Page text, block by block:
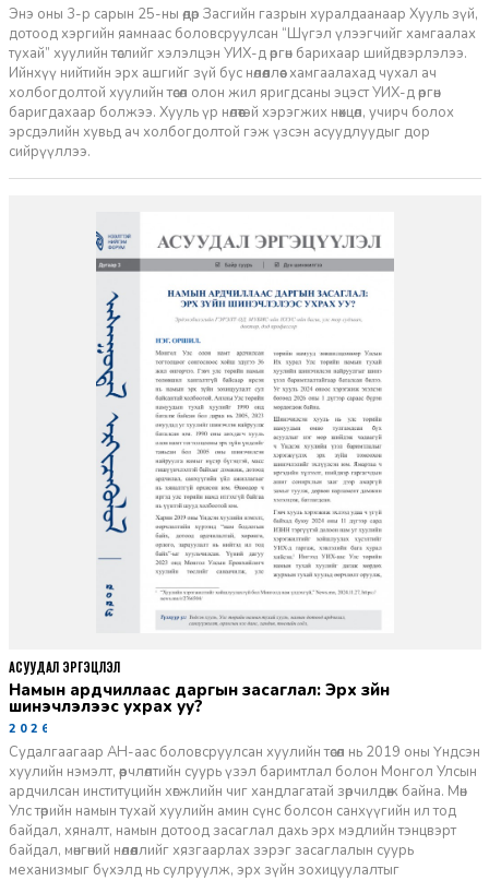
Энэ оны 3-р сарын 25-ны өдөр Засгийн газрын хуралдаанаар Хууль зүй,
дотоод хэргийн яамнаас боловсруулсан “Шүгэл үлээгчийг хамгаалах
тухай” хуулийн төслийг хэлэлцэн УИХ-д өргөн барихаар шийдвэрлэлээ.
Ийнхүү нийтийн эрх ашгийг зүй бус нөлөөллөөс хамгаалахад чухал ач
холбогдолтой хуулийн төсөл олон жил яригдсаны эцэст УИХ-д өргөн
баригдахаар болжээ. Хууль үр нөлөөтэй хэрэгжих нөхцөл, учирч болох
эрсдэлийн хувьд ач холбогдолтой гэж үзсэн асуудлуудыг дор
сийрүүллээ.
Намын ардчиллаас даргын засаглал: Эрх зүйн
шинэчлэлээс ухрах уу?
2026-07-08
Судалгаагаар АН-аас боловсруулсан хуулийн төсөл нь 2019 оны Үндсэн
хуулийн нэмэлт, өөрчлөлтийн суурь үзэл баримтлал болон Монгол Улсын
ардчилсан институцийн хөгжлийн чиг хандлагатай зөрчилдөж байна. Мөн
Улс төрийн намын тухай хуулийн амин сүнс болсон санхүүгийн ил тод
байдал, хяналт, намын дотоод засаглал дахь эрх мэдлийн тэнцвэрт
байдал, мөнгөний нөлөөллийг хязгаарлах зэрэг засаглалын суурь
механизмыг бүхэлд нь сулруулж, эрх зүйн зохицуулалтыг
АСУУДАЛ ЭРГЭЦҮҮЛЭЛ